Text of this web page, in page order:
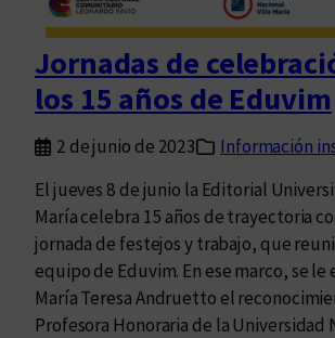
u
i
n
c
e
Jornadas de
los 15 años de Eduvim
2 de junio de 2023
Información
El jueves 8 de junio la Editorial
María celebra 15 años de trayectoria
jornada de festejos y trabajo, que
equipo de Eduvim. En ese marco, se le
María Teresa Andruetto el
Profesora Honoraria de la Universidad